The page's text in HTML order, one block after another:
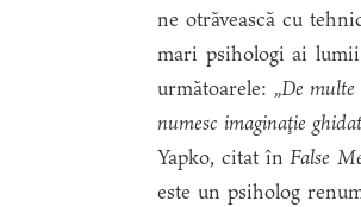
ne otrăvească cu
mari psihologi ai lumii
următoarele: „De
numesc imaginaţie
Yapko, citat înFalse
este un psiholog